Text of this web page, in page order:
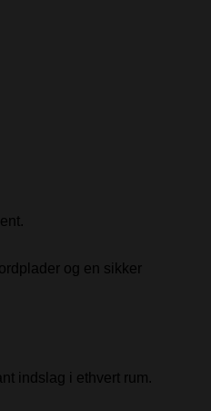
og en sikker
indslag i ethvert rum.